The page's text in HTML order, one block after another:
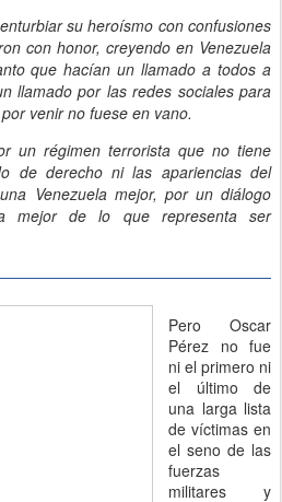
su heroísmo con confusiones
con honor, creyendo en Venezuela
que hacían un llamado a todos a
llamado por las redes sociales para
venir no fuese en vano.
un régimen terrorista que no tiene
de derecho ni las apariencias del
Venezuela mejor, por un diálogo
mejor de lo que representa ser
Pero Oscar
Pérez no fue
ni el primero ni
el último de
una larga lista
de víctimas en
el seno de las
fuerzas
militares y